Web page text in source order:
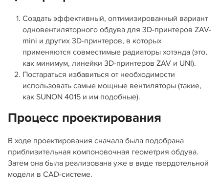
Создать эффективный, оптимизированный вариант
одновентиляторного обдува для 3D-принтеров ZAV-
mini и других 3D-принтеров, в которых
применяются совместимые радиаторы хотэнда (это,
как минимум, линейки 3D-принтеров ZAV и UNI).
Постараться избавиться от необходимости
использовать самые мощные вентиляторы (такие,
как SUNON 4015 и им подобные).
Процесс проектирования
В ходе проектирования сначала была подобрана
приблизительная компоновочная геометрия обдува.
Затем она была реализована уже в виде твердотельной
модели в CAD-системе.